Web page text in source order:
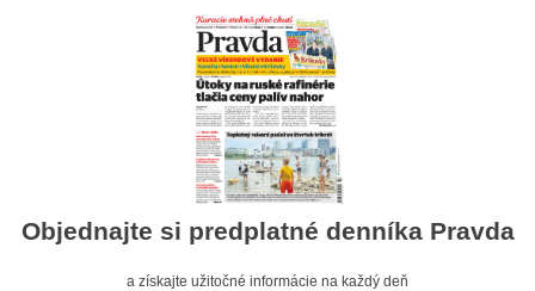
Objednajte si predplatné denníka Pravda
a získajte užitočné informácie na každý deň